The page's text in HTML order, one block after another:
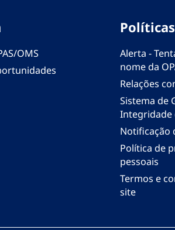
OMS
Políticas
Alerta -
nome da
Relações
Sistema de
Integridade
Notificação
Política de
pessoais
Termos e
site